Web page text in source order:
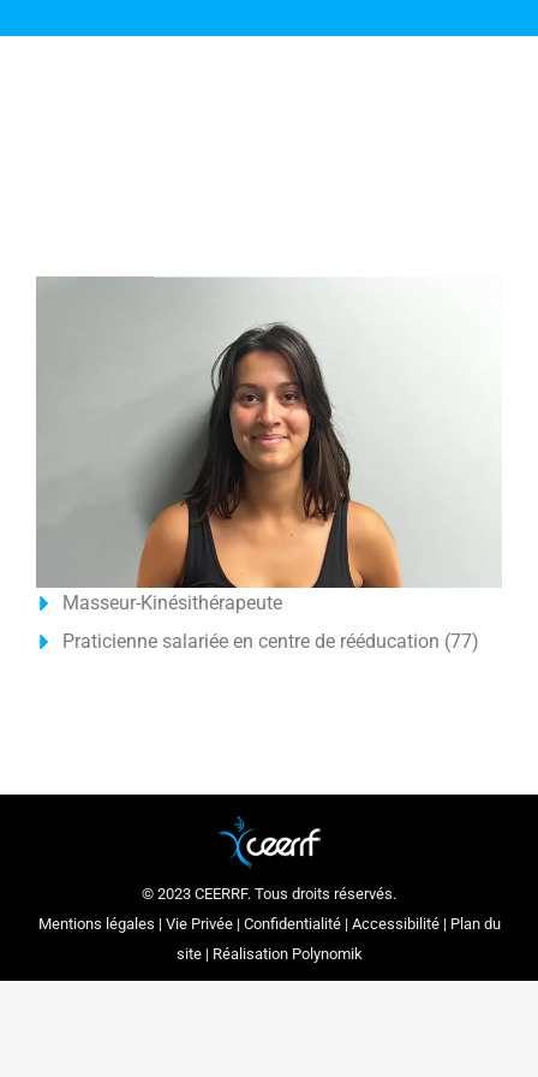
Masseur-Kinésithérapeute
Praticienne salariée en centre de rééducation (77)
© 2023 CEERRF. Tous droits réservés.
Mentions légales | Vie Privée| Confidentialité| Accessibilité| Plan du
site| Réalisation Polynomik